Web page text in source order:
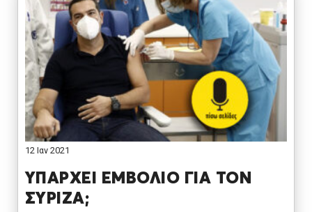
12 Ιαν 2021
ΥΠΑΡΧΕΙ ΕΜΒΟΛΙΟ ΓΙΑ ΤΟΝ
ΣΥΡΙΖΑ;